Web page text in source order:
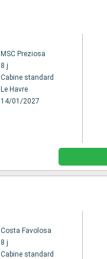
MSC Preziosa
8 j
Cabine standard
Le Havre
14/01/2027
Costa Favolosa
8 j
Cabine standard